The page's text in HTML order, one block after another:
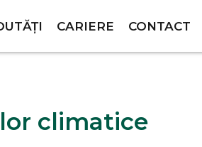
CARIERE CONTACT
climatice